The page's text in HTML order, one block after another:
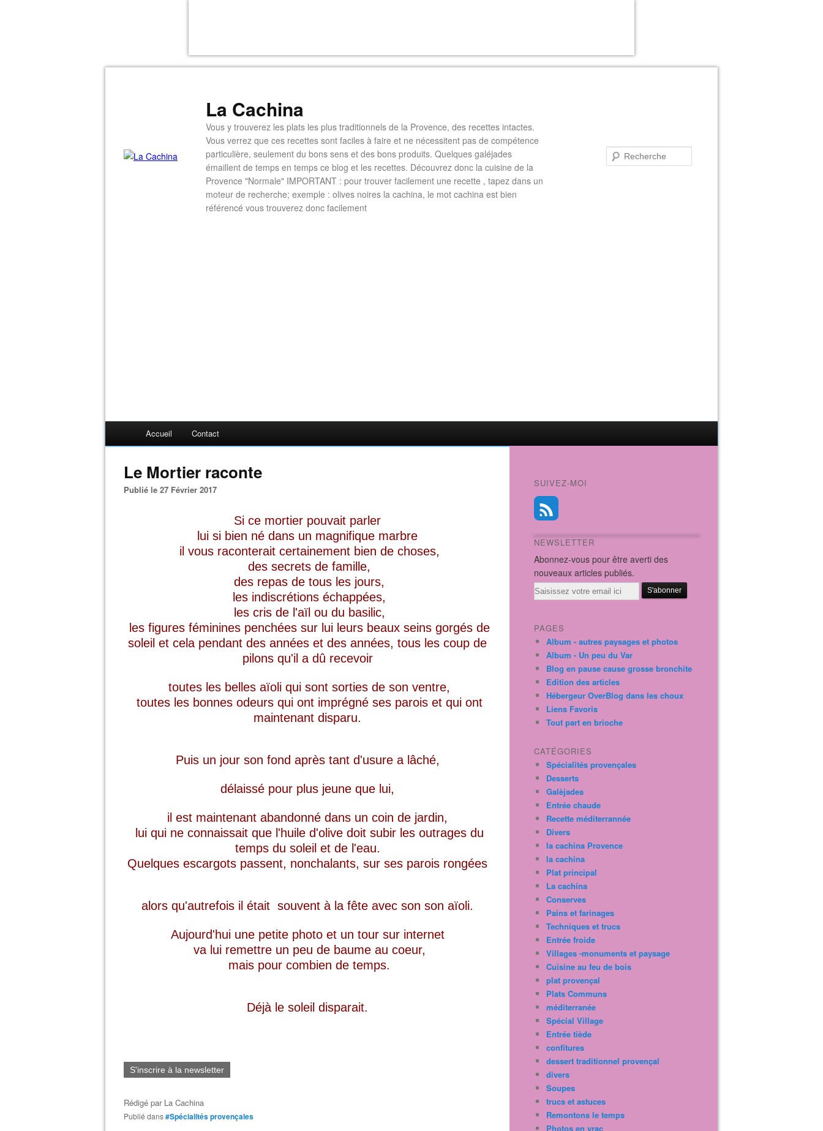
La Cachina
Vous y trouverez les plats les plus traditionnels de la Provence, des recettes intactes.
Vous verrez que ces recettes sont faciles à faire et ne nécessitent pas de compétence
particulière, seulement du bons sens et des bons produits. Quelques galéjades
émaillent de temps en temps ce blog et les recettes. Découvrez donc la cuisine de la
Provence "Normale" IMPORTANT : pour trouver facilement une recette , tapez dans un
moteur de recherche; exemple : olives noires la cachina, le mot cachina est bien
référencé vous trouverez donc facilement
Accueil Contact
Le Mortier raconte
Publié le 27 Février 2017
Si ce mortier pouvait parler
lui si bien né dans un magnifique marbre
il vous raconterait certainement bien de choses,
des secrets de famille,
des repas de tous les jours,
les indiscrétions échappées,
les cris de l'aïl ou du basilic,
les figures féminines penchées sur lui leurs beaux seins gorgés de
soleil et cela pendant des années et des années, tous les coup de
pilons qu'il a dû recevoir
toutes les belles aïoli qui sont sorties de son ventre,
toutes les bonnes odeurs qui ont imprégné ses parois et qui ont
maintenant disparu.
Puis un jour son fond après tant d'usure a lâché,
délaissé pour plus jeune que lui,
il est maintenant abandonné dans un coin de jardin,
lui qui ne connaissait que l'huile d'olive doit subir les outrages du
temps du soleil et de l'eau.
Quelques escargots passent, nonchalants, sur ses parois rongées
alors qu'autrefois il était souvent à la fête avec son son aïoli.
Aujourd'hui une petite photo et un tour sur internet
va lui remettre un peu de baume au coeur,
mais pour combien de temps.
Déjà le soleil disparait.
S'inscrire à la newsletter
Rédigé par La Cachina
Publié dans#Spécialités provençales
SUIVEZ-MOI
NEWSLETTER
Abonnez-vous pour être averti des
nouveaux articles publiés.
Email
PAGES
Album - autres paysages et photos
Album - Un peu du Var
Blog en pause cause grosse bronchite
Edition des articles
Hébergeur OverBlog dans les choux
Liens Favoris
Tout part en brioche
CATÉGORIES
Spécialités provençales
Desserts
Galèjades
Entrée chaude
Recette méditerrannée
Divers
la cachina Provence
la cachina
Plat principal
La cachina
Conserves
Pains et farinages
Techniques et trucs
Entrée froide
Villages -monuments et paysage
Cuisine au feu de bois
plat provençal
Plats Communs
méditerranée
Spécial Village
Entrée tiède
confitures
dessert traditionnel provençal
divers
Soupes
trucs et astuces
Remontons le temps
Photos en vrac